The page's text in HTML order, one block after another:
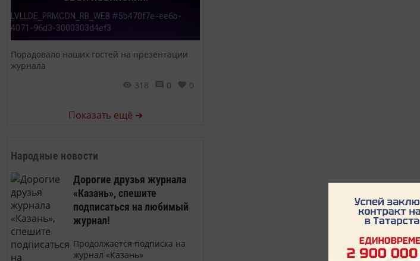
Порадовало наших гостей на презентации
журнала
318
0 0
Показать ещё ➜
Народные новости
Дорогие друзья журнала
«Казань», спешите
подписаться на любимый
журнал!
Продолжается подписка на
журнал «Казань»